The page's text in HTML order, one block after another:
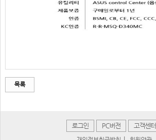
목록
로그인 PC버전 고객센터